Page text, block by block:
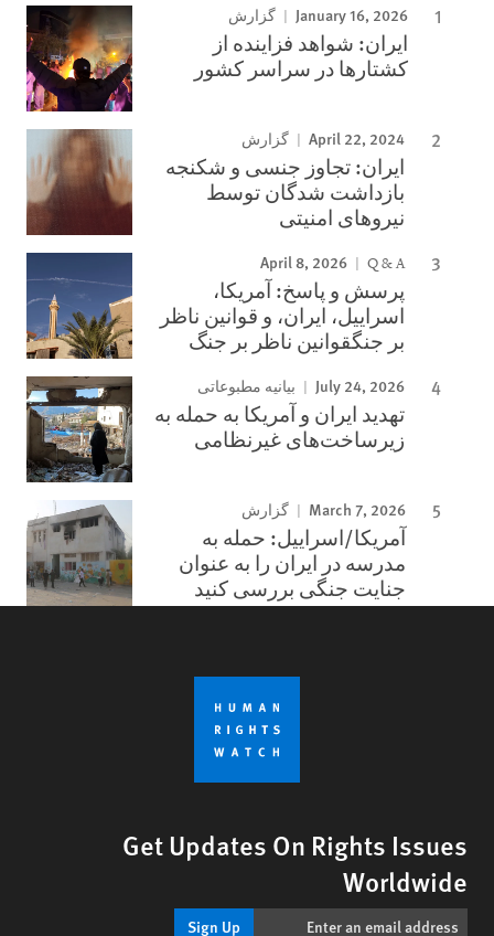
January 16, 2026 گزارش
ایران: شواهد فزاینده از
کشتارها در سراسر کشور
April 22, 2024 گزارش
ایران: تجاوز جنسی و شکنجه
بازداشت شدگان توسط
نیروهای امنیتی
April 8, 2026 Q & A
پرسش و پاسخ: آمریکا،
اسراییل، ایران، و قوانین ناظر
بر جنگقوانین ناظر بر جنگ
July 24, 2026 بیانیه مطبوعاتی
تهدید ایران و آمریکا به حمله به
زیرساخت‌های غیرنظامی
March 7, 2026 گزارش
آمریکا/اسراییل: حمله به
مدرسه در ایران را به عنوان
جنایت جنگی بررسی کنید
Get Updates On Rights Issues
Worldwide
Sign Up